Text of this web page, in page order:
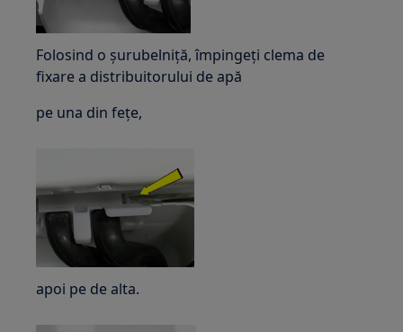
Folosind o șurubelniță, împingeți clema de
fixare a distribuitorului de apă
pe una din fețe,
apoi pe de alta.